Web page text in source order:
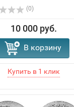
(0)
10 000 руб.
В корзину